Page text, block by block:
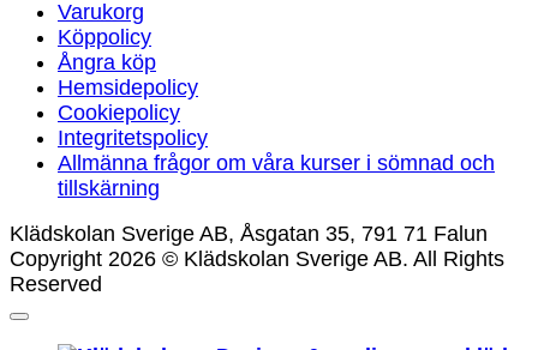
Varukorg
Köppolicy
Ångra köp
Hemsidepolicy
Cookiepolicy
Integritetspolicy
Allmänna frågor om våra kurser i sömnad och
tillskärning
Klädskolan Sverige AB, Åsgatan 35, 791 71 Falun
Copyright 2026 © Klädskolan Sverige AB. All Rights
Reserved